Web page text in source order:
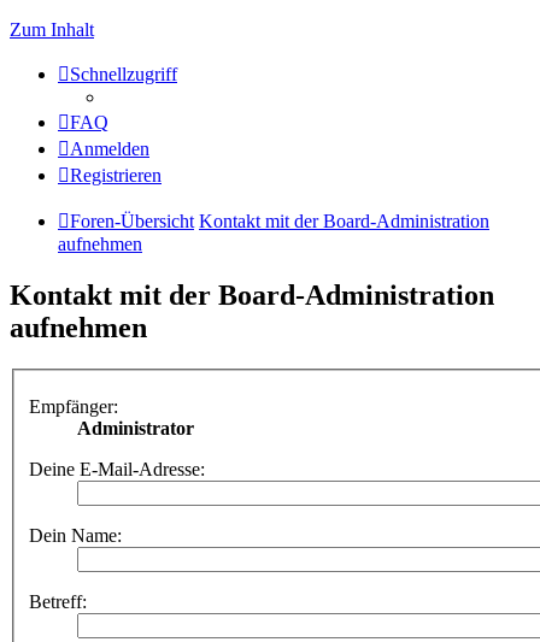
Zum Inhalt
Schnellzugriff
FAQ
Anmelden
Registrieren
Foren-Übersicht Kontakt mit der Board-Administration
aufnehmen
Kontakt mit der Board-Administration
aufnehmen
Empfänger:
Administrator
Deine E-Mail-Adresse:
Dein Name:
Betreff: